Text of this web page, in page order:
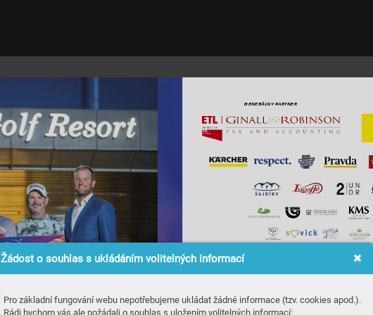
Žádost o souhlas s ukládáním volitelných informací
Pro základní fungování webu nepotřebujeme ukládat žádné informace (tzv. cookies apod.).
Rádi bychom vás ale požádali o souhlas s uložením volitelných informací:
GENERÁLNY PARTNER
WWW.